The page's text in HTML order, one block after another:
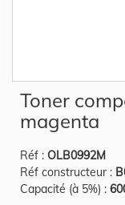
the
beginning
images
gallery
Toner
magenta
Réf : OLB0992M
Réf constructeur :
Capacité (à 5%) :